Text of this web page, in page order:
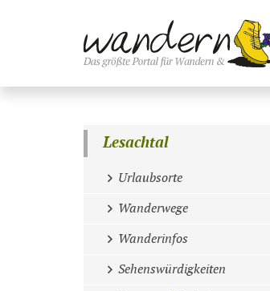
Lesachtal
Urlaubsorte
Wanderwege
Wanderinfos
Sehenswürdigkeiten